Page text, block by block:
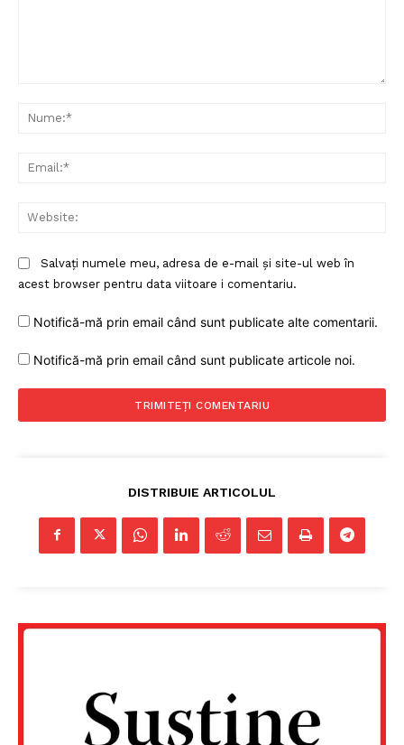
Proiecte editoriale
Contact
Salvați numele meu, adresa de e-mail și site-ul web în
acest browser pentru data viitoare i comentariu.
Notifică-mă prin email când sunt publicate alte comentarii.
Notifică-mă prin email când sunt publicate articole noi.
DISTRIBUIE ARTICOLUL